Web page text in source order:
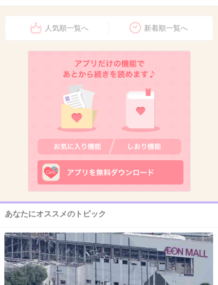
[쇼챔 1위] 4월 5주 챔피언송 ＜&TEAM - We on Fire (Korean ver.)＞ 앵콜 Full
KPOP! Subscribe now★ https://bit.ly/3NJTqeG Global No.1 KPOP IDOL
CHANNEL, ALL THE K-POP! Cop...
+16
等身がキャプテン翼
1件の返信
+40
人気順一覧へ 新着順一覧へ
あなたにオススメのトピック